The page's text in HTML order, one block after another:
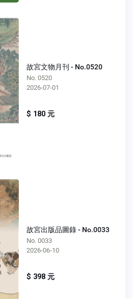
故宮文物月刊 - No.0520
No. 0520
2026-07-01
$ 180 元
故宮出版品圖錄 - No.0033
No. 0033
2026-06-10
$ 398 元